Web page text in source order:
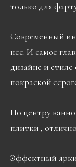
только для
Современный
нее. И самое
дизайне и
покраской
По центру
плитки ,
Эффектный